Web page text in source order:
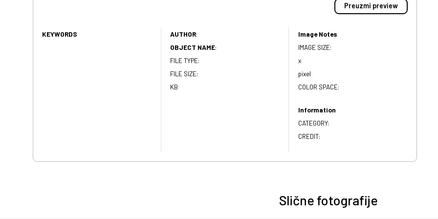
Preuzmi preview
KEYWORDS AUTHOR:
OBJECT NAME:
FILE TYPE:
FILE SIZE:
KB
Image Notes
IMAGE SIZE:
x
pixel
COLOR SPACE:
Information
CATEGORY:
CREDIT:
Slične fotografije